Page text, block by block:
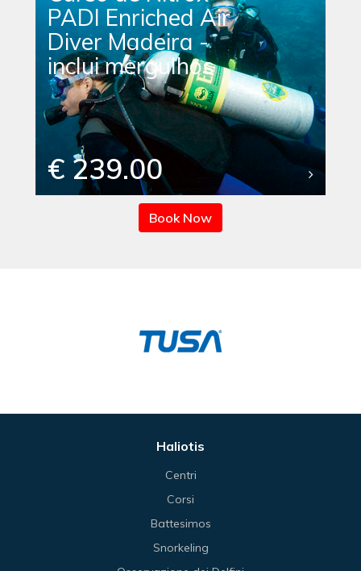
PADI Enriched Air
Diver Madeira -
inclui mergulhos
€ 239.00
Book Now
Haliotis
Centri
Corsi
Battesimos
Snorkeling